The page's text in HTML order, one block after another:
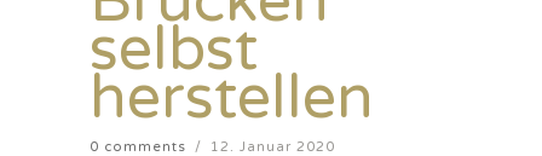
selbst
herstellen
0 comments / 12. Januar 2020